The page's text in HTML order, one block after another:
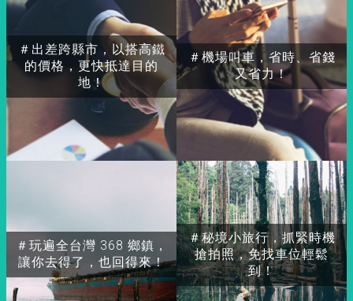
＃出差跨縣市，以搭高鐵
的價格，更快抵達目的
地！
＃玩遍全台灣 368 鄉鎮，
讓你去得了，也回得來！
＃秘境小旅行，抓緊時機
搶拍照，免找車位輕鬆
到！
＃機場叫車，省時、省錢
又省力！